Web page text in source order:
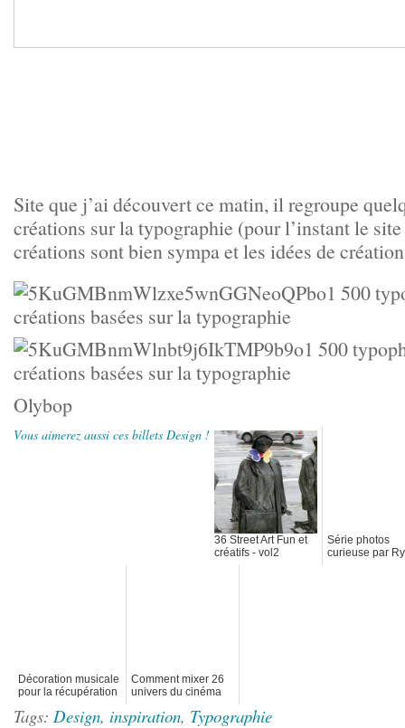
Site que j’ai découvert ce matin, il regroupe
créations sur la typographie (pour l’instant le
créations sont bien sympa et les idées de
Olybop
Vous aimerez aussi ces billets Design !
36 Street Art Fun et
créatifs - vol2
Série photos
curieuse par
Décoration musicale
pour la récupération
(funnel wall)
Comment mixer 26
univers du cinéma
motion-design -
Tags: Design, inspiration, Typographie